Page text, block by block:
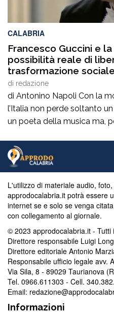
CALABRIA
Francesco Guccini e
possibilità reale di
trasformazione
di redazione
di Antonino Napoli Con la
l’Italia non perde soltanto
un poeta della musica ma,
ne va un autentico
maestri che hanno
che a cantare. […]
L'utilizzo di materiale audio,
approdocalabria.it potrà essere
internet se e solo se venga
con collegamento al giornale.
© 2023 approdocalabria.it - Tutti
Direttore responsabile Luigi
Direttore editoriale Antonio
Responsabile ufficio legale avv.
Via Sila, 8 - 89029 Taurianova
Tel. 0966.611303 - Cell.
Email:
Informazioni